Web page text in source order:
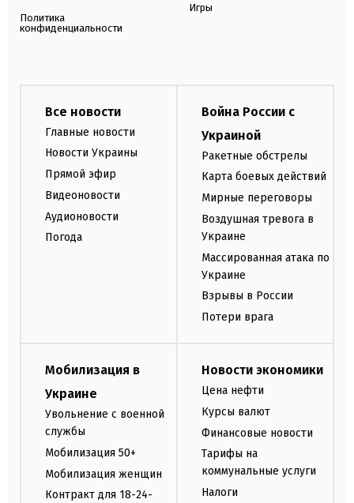
Политика
конфиденциальности
Игры
Все новости
Главные новости
Новости Украины
Прямой эфир
Видеоновости
Аудионовости
Погода
Война России с
Украиной
Ракетные обстрелы
Карта боевых действий
Мирные переговоры
Воздушная тревога в
Украине
Массированная атака по
Украине
Взрывы в России
Потери врага
Мобилизация в
Украине
Увольнение с военной
службы
Мобилизация 50+
Мобилизация женщин
Контракт для 18-24-
Новости экономики
Цена нефти
Курсы валют
Финансовые новости
Тарифы на
коммунальные услуги
Налоги